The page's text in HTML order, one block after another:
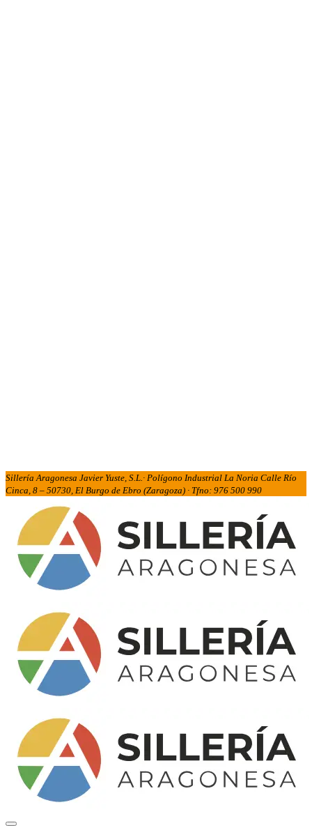
Sillería Aragonesa Javier Yuste, S.L.· Polígono Industrial La Noria Calle Río
Cinca, 8 – 50730, El Burgo de Ebro (Zaragoza) · Tfno: 976 500 990